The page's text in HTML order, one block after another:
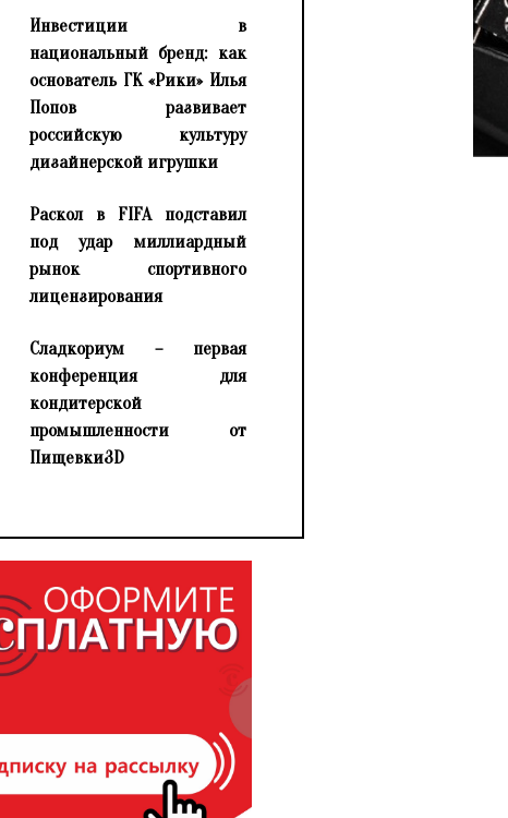
Инвестиции в
национальный бренд: как
основатель ГК «Рики» Илья
Попов развивает
российскую культуру
дизайнерской игрушки
Раскол в FIFA подставил
под удар миллиардный
рынок спортивного
лицензирования
Сладкориум – первая
конференция для
кондитерской
промышленности от
Пищевки3D